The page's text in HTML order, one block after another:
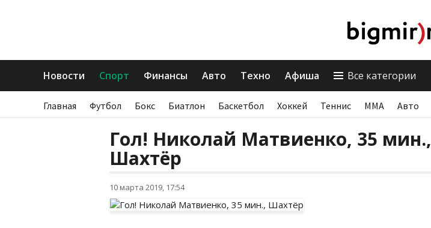
Новости Спорт Финансы Авто Техно Афиша Все категории
Главная Футбол Бокс Биатлон Баскетбол Хоккей Теннис ММА Авто
Гол! Николай Матвиенко, 35 мин.,
Шахтёр
10 марта 2019, 17:54